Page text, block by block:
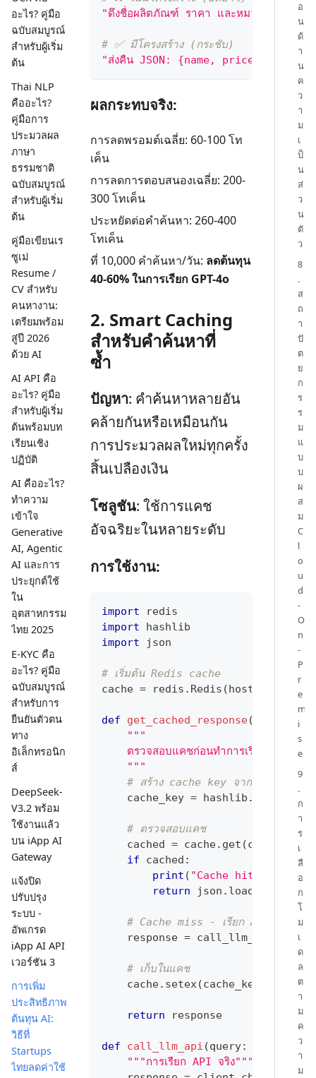
อะไร? คู่มือ
ฉบับสมบูรณ์
สำหรับผู้เริ่ม
ต้น
Thai NLP
คืออะไร?
คู่มือการ
ประมวลผล
ภาษา
ธรรมชาติ
ฉบับสมบูรณ์
สำหรับผู้เริ่ม
ต้น
คู่มือเขียนเร
ซูเม่
Resume /
CV สำหรับ
คนหางาน:
เตรียมพร้อม
สู่ปี 2026
ด้วย AI
AI API คือ
อะไร? คู่มือ
สำหรับผู้เริ่ม
ต้นพร้อมบท
เรียนเชิง
ปฏิบัติ
AI คืออะไร?
ทำความ
เข้าใจ
Generative
AI, Agentic
AI และการ
ประยุกต์ใช้
ใน
อุตสาหกรรม
ไทย 2025
E-KYC คือ
อะไร? คู่มือ
ฉบับสมบูรณ์
สำหรับการ
ยืนยันตัวตน
ทาง
อิเล็กทรอนิก
ส์
DeepSeek-
V3.2 พร้อม
ใช้งานแล้ว
บน iApp AI
Gateway
แจ้งปิด
ปรับปรุง
ระบบ -
อัพเกรด
iApp AI API
เวอร์ชัน 3
การเพิ่ม
ประสิทธิภาพ
ต้นทุน AI:
วิธีที่
Startups
ไทยลดค่าใช้
"ดึงชื่อผลิตภัณฑ์ ราคา และหมวดหมู่จากค
# ✅ มีโครงสร้าง (กระชับ)
"ส่งคืน JSON: {name, price,
ผลกระทบจริง:
การลดพรอมต์เฉลี่ย: 60-100 โท
เค็น
การลดการตอบสนองเฉลี่ย: 200-
300 โทเค็น
ประหยัดต่อคำค้นหา: 260-400
โทเค็น
ที่ 10,000 คำค้นหา/วัน: ลดต้นทุน
40-60% ในการเรียก GPT-4o
2. Smart Caching
สำหรับคำค้นหาที่
ซ้ำ
ปัญหา: คำค้นหาหลายอัน
คล้ายกันหรือเหมือนกัน
การประมวลผลใหม่ทุกครั้ง
สิ้นเปลืองเงิน
โซลูชัน: ใช้การแคช
อัจฉริยะในหลายระดับ
การใช้งาน:
import redis
import hashlib
import json
# เริ่มต้น Redis cache
cache = redis . Redis (host
def get_cached_response(
"""
ตรวจสอบแคชก่อนทำการเรียก API ที่มี
    """
# สร้าง cache key จากคำค้นหา
    cache_key
= hashlib .
# ตรวจสอบแคช
    cached
= cache. get (cache_key
if cached :
print ( "Cache hit! ประหยัดก
return json . loads cached
# Cache miss - เรียก API
    response
= call_llm_api
# เก็บในแคช
    cache
. setex(cache_key
return response
def call_llm_api (query:
"""การเรียก API จริง"""
อ
น
ด้
า
น
ค
ว
า
ม
เ
ป็
น
ส่
ว
น
ตั
ว
8
.
ส
ถ
า
ปั
ต
ย
ก
ร
ร
ม
แ
บ
บ
ผ
ส
ม
C
l
o
u
d
-
O
n
-
P
r
e
m
i
s
e
9
.
ก
า
ร
เ
ลื
อ
ก
โ
ม
เ
ด
ล
ต
า
ม
ค
ว
า
ม